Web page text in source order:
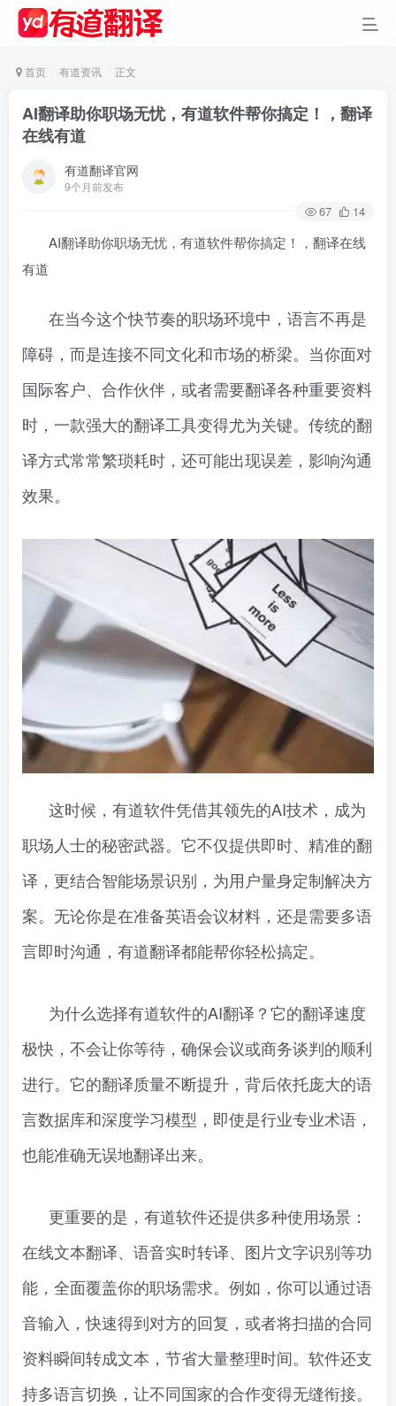
首页 有道资讯 正文
AI翻译助你职场无忧，有道软件帮你搞定！，翻译
在线有道
有道翻译官网
9个月前发布
67 14
AI翻译助你职场无忧，有道软件帮你搞定！，翻译在线
有道
在当今这个快节奏的职场环境中，语言不再是
障碍，而是连接不同文化和市场的桥梁。当你面对
国际客户、合作伙伴，或者需要翻译各种重要资料
时，一款强大的翻译工具变得尤为关键。传统的翻
译方式常常繁琐耗时，还可能出现误差，影响沟通
效果。
这时候，有道软件凭借其领先的AI技术，成为
职场人士的秘密武器。它不仅提供即时、精准的翻
译，更结合智能场景识别，为用户量身定制解决方
案。无论你是在准备英语会议材料，还是需要多语
言即时沟通，有道翻译都能帮你轻松搞定。
为什么选择有道软件的AI翻译？它的翻译速度
极快，不会让你等待，确保会议或商务谈判的顺利
进行。它的翻译质量不断提升，背后依托庞大的语
言数据库和深度学习模型，即使是行业专业术语，
也能准确无误地翻译出来。
更重要的是，有道软件还提供多种使用场景：
在线文本翻译、语音实时转译、图片文字识别等功
能，全面覆盖你的职场需求。例如，你可以通过语
音输入，快速得到对方的回复，或者将扫描的合同
资料瞬间转成文本，节省大量整理时间。软件还支
持多语言切换，让不同国家的合作变得无缝衔接。